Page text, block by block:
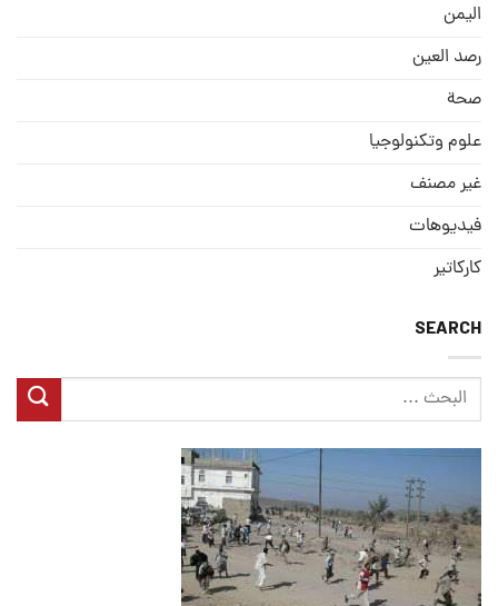
الیمن
رصد العین
صحة
علوم وتكنولوجيا
غير مصنف
فيديوهات
كاركاتير
SEARCH